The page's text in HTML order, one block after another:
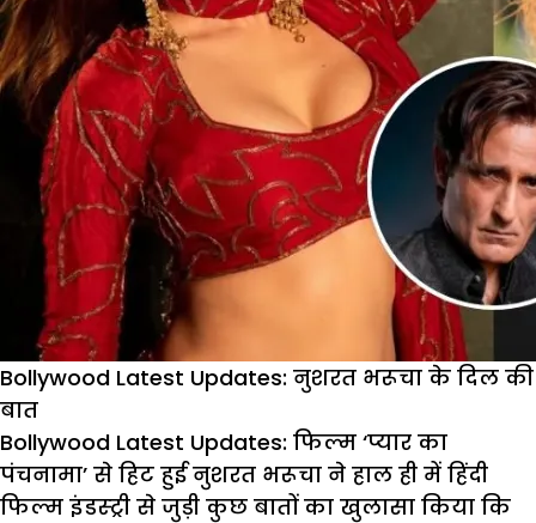
Bollywood Latest Updates: नुशरत भरूचा के दिल की
बात
Bollywood Latest Updates: फिल्म ‘प्यार का
पंचनामा’ से हिट हुई नुशरत भरूचा ने हाल ही में हिंदी
फिल्म इंडस्ट्री से जुड़ी कुछ बातों का खुलासा किया कि